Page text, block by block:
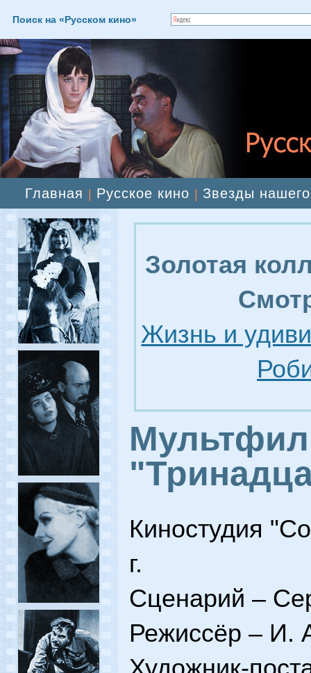
Поиск на «Русском кино»
Главная Русское кино Звезды
Золотая
Жизнь и
Киностудия
г.
Сценарий –
Режиссёр – И.